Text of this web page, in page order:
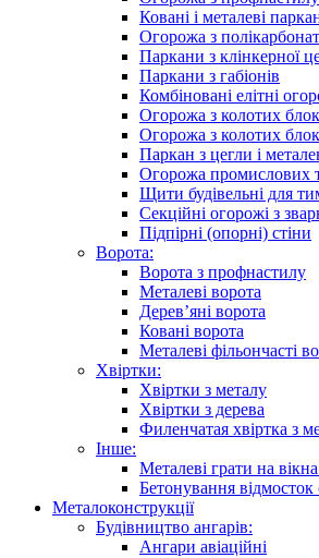
Ковані і металеві
Огорожа з
Паркани з клінкерної
Паркани з габіонів
Комбіновані елітні
Огорожа з колотих
Огорожа з колотих
Паркан з цегли і
Огорожа промислових
Щити будівельні для
Секційні огорожі з
Підпірні (опорні) стіни
Ворота:
Ворота з профнастилу
Металеві ворота
Дерев’яні ворота
Ковані ворота
Металеві фільончасті
Хвіртки:
Хвіртки з металу
Хвіртки з дерева
Филенчатая хвіртка з
Інше:
Металеві грати на вікна
Бетонування
Металоконструкції
Будівництво ангарів:
Ангари авіаційні